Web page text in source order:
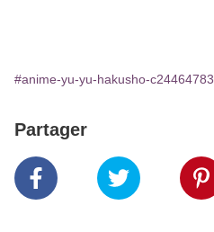
#anime-yu-yu-hakusho-c24464783
Partager